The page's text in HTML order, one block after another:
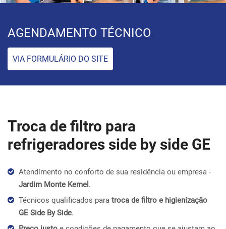
AGENDAMENTO TÉCNICO
VIA FORMULÁRIO DO SITE
Troca de filtro para
refrigeradores side by side GE
Atendimento no conforto de sua residência ou empresa -
Jardim Monte Kemel .
Técnicos qualificados para troca de filtro e higienização
GE Side By Side.